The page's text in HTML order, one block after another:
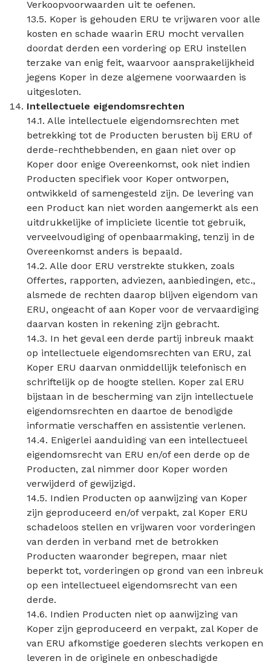
Verkoopvoorwaarden uit te oefenen.
13.5. Koper is gehouden ERU te vrijwaren voor alle
kosten en schade waarin ERU mocht vervallen
doordat derden een vordering op ERU instellen
terzake van enig feit, waarvoor aansprakelijkheid
jegens Koper in deze algemene voorwaarden is
uitgesloten.
Intellectuele eigendomsrechten
14.1. Alle intellectuele eigendomsrechten met
betrekking tot de Producten berusten bij ERU of
derde-rechthebbenden, en gaan niet over op
Koper door enige Overeenkomst, ook niet indien
Producten specifiek voor Koper ontworpen,
ontwikkeld of samengesteld zijn. De levering van
een Product kan niet worden aangemerkt als een
uitdrukkelijke of impliciete licentie tot gebruik,
verveelvoudiging of openbaarmaking, tenzij in de
Overeenkomst anders is bepaald.
14.2. Alle door ERU verstrekte stukken, zoals
Offertes, rapporten, adviezen, aanbiedingen, etc.,
alsmede de rechten daarop blijven eigendom van
ERU, ongeacht of aan Koper voor de vervaardiging
daarvan kosten in rekening zijn gebracht.
14.3. In het geval een derde partij inbreuk maakt
op intellectuele eigendomsrechten van ERU, zal
Koper ERU daarvan onmiddellijk telefonisch en
schriftelijk op de hoogte stellen. Koper zal ERU
bijstaan in de bescherming van zijn intellectuele
eigendomsrechten en daartoe de benodigde
informatie verschaffen en assistentie verlenen.
14.4. Enigerlei aanduiding van een intellectueel
eigendomsrecht van ERU en/of een derde op de
Producten, zal nimmer door Koper worden
verwijderd of gewijzigd.
14.5. Indien Producten op aanwijzing van Koper
zijn geproduceerd en/of verpakt, zal Koper ERU
schadeloos stellen en vrijwaren voor vorderingen
van derden in verband met de betrokken
Producten waaronder begrepen, maar niet
beperkt tot, vorderingen op grond van een inbreuk
op een intellectueel eigendomsrecht van een
derde.
14.6. Indien Producten niet op aanwijzing van
Koper zijn geproduceerd en verpakt, zal Koper de
van ERU afkomstige goederen slechts verkopen en
leveren in de originele en onbeschadigde